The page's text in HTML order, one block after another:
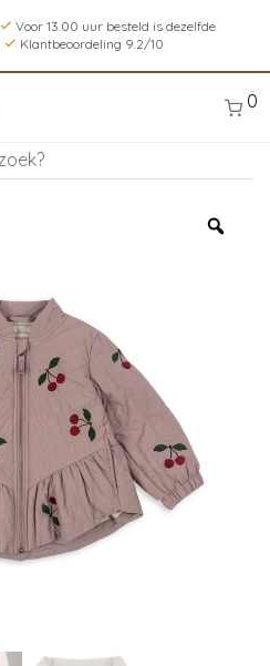
Voor 13.00 uur besteld is dezelfde
Klantbeoordeling 9.2/10
0